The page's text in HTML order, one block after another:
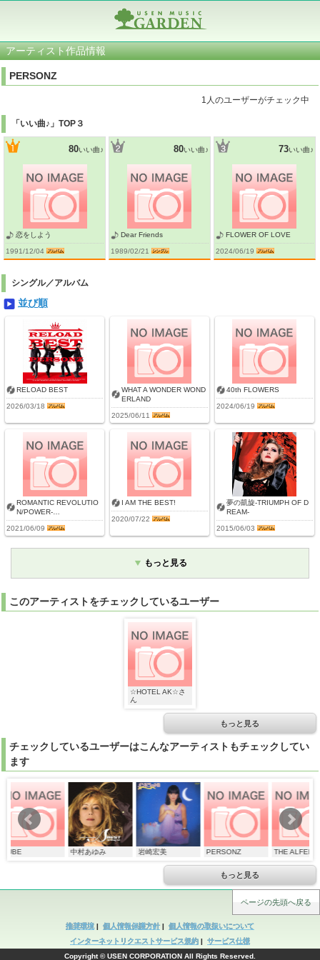
アーティスト作品情報
PERSONZ
1人のユーザーがチェック中
「いい曲♪」TOP３
80いい曲♪
恋をしよう
1991/12/04
80いい曲♪
Dear Friends
1989/02/21
73いい曲♪
FLOWER OF LOVE
2024/06/19
シングル／アルバム
並び順
RELOAD BEST
2026/03/18
WHAT A WONDER WOND
ERLAND
2025/06/11
40th FLOWERS
2024/06/19
ROMANTIC REVOLUTIO
N/POWER-…
2021/06/09
I AM THE BEST!
2020/07/22
夢の凱旋-TRIUMPH OF D
REAM-
2015/06/03
もっと見る
このアーティストをチェックしているユーザー
☆HOTEL AK☆さ
ん
ん
もっと見る
チェックしているユーザーはこんなアーティストもチェックしてい
ます
中村あゆみ 岩崎宏美 PERSONZ THE ALFEE
もっと見る
ページの先頭へ戻る
推奨環境 | 個人情報保護方針 | 個人情報の取扱いについて
インターネットリクエストサービス規約 | サービス仕様
Copyright © USEN CORPORATION All Rights Reserved.